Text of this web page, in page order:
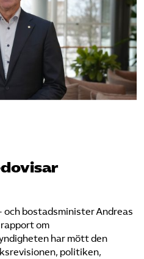
bostadsminister Andreas
om
har mött den
politiken,